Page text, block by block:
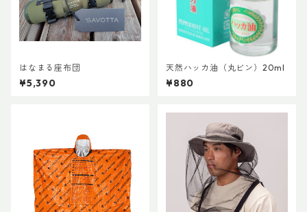
はなまる座布団
¥5,390
天然ハッカ油（丸ビン）20ml
¥880